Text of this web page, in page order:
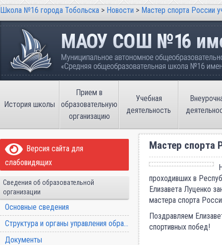
Школа №16 города Тобольска > Новости > Мастер спорта России
Школа №16 города Тобольска
Муниципальное автономное
имени В.П. Неймышева
История школы
Прием в
образовательную
организацию
Учебная
деятельность
Версия сайта для
слабовидящих
Сведения об образовательной
организации
Основные сведения
Структура и органы управления образовательной организацией
Документы
Мастер спорта
проходивших в
Елизавета Луценко
мастера спорта
Поздравляем
спортивных побед!